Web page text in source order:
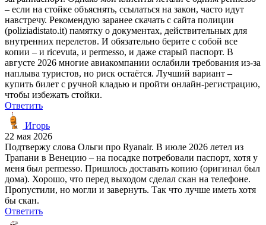
– если на стойке объяснять, ссылаться на закон, часто идут
навстречу. Рекомендую заранее скачать с сайта полиции
(poliziadistato.it) памятку о документах, действительных для
внутренних перелетов. И обязательно берите с собой все
копии – и ricevuta, и permesso, и даже старый паспорт. В
августе 2026 многие авиакомпании ослабили требования из-за
наплыва туристов, но риск остаётся. Лучший вариант –
купить билет с ручной кладью и пройти онлайн-регистрацию,
чтобы избежать стойки.
Ответить
Игорь
22 мая 2026
Подтвержу слова Ольги про Ryanair. В июле 2026 летел из
Трапани в Венецию – на посадке потребовали паспорт, хотя у
меня был permesso. Пришлось доставать копию (оригинал был
дома). Хорошо, что перед выходом сделал скан на телефоне.
Пропустили, но могли и завернуть. Так что лучше иметь хотя
бы скан.
Ответить